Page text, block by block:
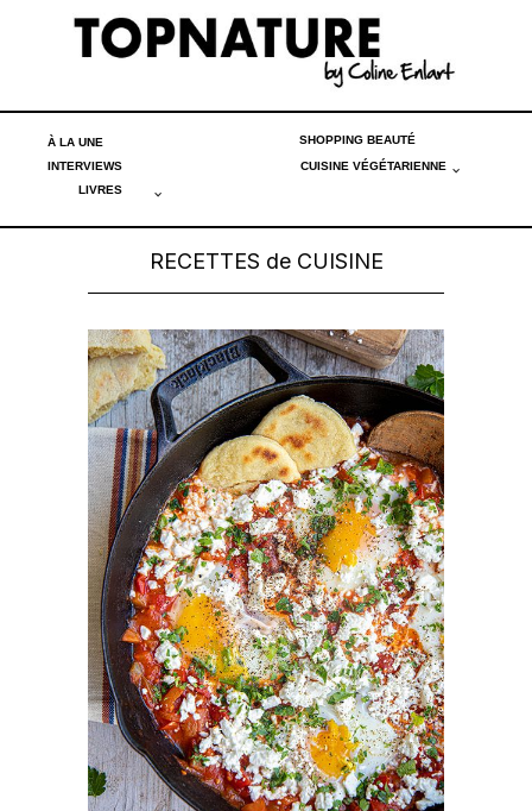
À LA UNE SHOPPING BEAUTÉ
INTERVIEWS
CUISINE VÉGÉTARIENNE
LIVRES
RECETTES de CUISINE